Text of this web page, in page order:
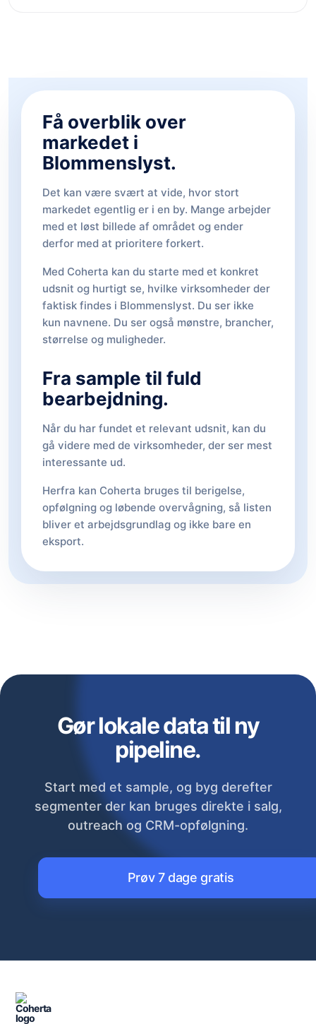
Få overblik over
markedet i
Blommenslyst.
Det kan være svært at vide, hvor stort
markedet egentlig er i en by. Mange arbejder
med et løst billede af området og ender
derfor med at prioritere forkert.
Med Coherta kan du starte med et konkret
udsnit og hurtigt se, hvilke virksomheder der
faktisk findes i Blommenslyst. Du ser ikke
kun navnene. Du ser også mønstre, brancher,
størrelse og muligheder.
Fra sample til fuld
bearbejdning.
Når du har fundet et relevant udsnit, kan du
gå videre med de virksomheder, der ser mest
interessante ud.
Herfra kan Coherta bruges til berigelse,
opfølgning og løbende overvågning, så listen
bliver et arbejdsgrundlag og ikke bare en
eksport.
Gør lokale data til ny
pipeline.
Start med et sample, og byg derefter
segmenter der kan bruges direkte i salg,
outreach og CRM-opfølgning.
Prøv 7 dage gratis